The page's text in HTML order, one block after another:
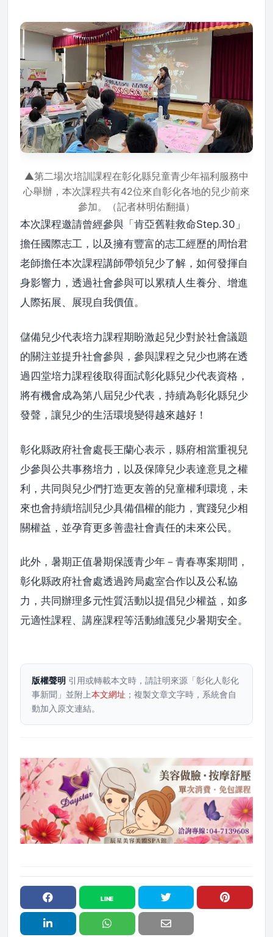
▲第二場次培訓課程在彰化縣兒童青少年福利服務中
心舉辦，本次課程共有42位來自彰化各地的兒少前來
參加。（記者林明佑翻攝）
本次課程邀請曾經參與「肯亞舊鞋救命Step.30」
擔任國際志工，以及擁有豐富的志工經歷的周怡君
老師擔任本次課程講師帶領兒少了解，如何發揮自
身影響力，透過社會參與可以累積人生養分、增進
人際拓展、展現自我價值。
儲備兒少代表培力課程期盼激起兒少對於社會議題
的關注並提升社會參與，參與課程之兒少也將在透
過四堂培力課程後取得面試彰化縣兒少代表資格，
將有機會成為第八屆兒少代表，持續為彰化縣兒少
發聲，讓兒少的生活環境變得越來越好！
彰化縣政府社會處長王蘭心表示，縣府相當重視兒
少參與公共事務培力，以及保障兒少表達意見之權
利，共同與兒少們打造更友善的兒童權利環境，未
來也會持續培訓兒少具備倡權的能力，實踐兒少相
關權益，並孕育更多善盡社會責任的未來公民。
此外，暑期正值暑期保護青少年－青春專案期間，
彰化縣政府社會處透過跨局處室合作以及公私協
力，共同辦理多元性質活動以提倡兒少權益，如多
元適性課程、講座課程等活動維護兒少暑期安全。
版權聲明 引用或轉載本文時，請註明來源「彰化人彰化
事新聞」並附上本文網址 ；複製文章文字時，系統會自
動加入原文連結。